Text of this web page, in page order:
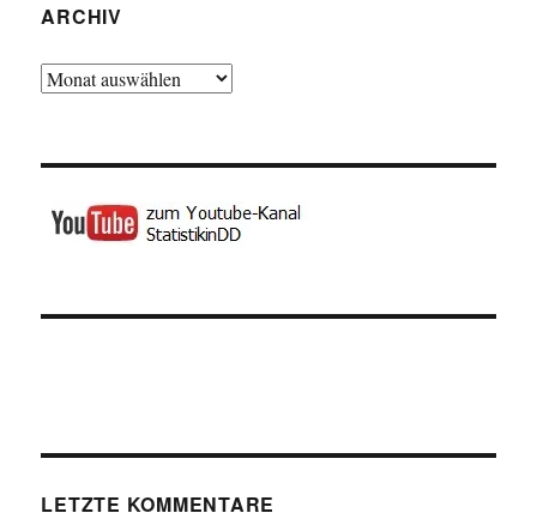
ARCHIV
Archiv
LETZTE KOMMENTARE